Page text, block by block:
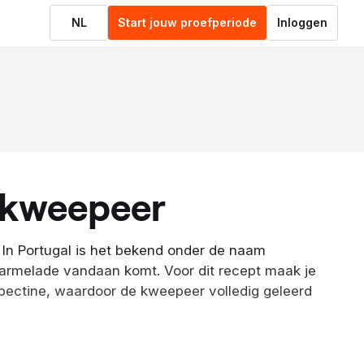
NL Start jouw proefperiode Inloggen
Portugal is het bekend onder de naam
vandaan komt. Voor dit recept maak je
waardoor de kweepeer volledig geleerd